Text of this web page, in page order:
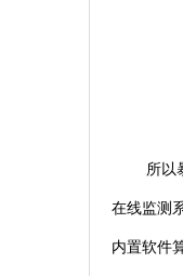
所以
在线监测
内置软件